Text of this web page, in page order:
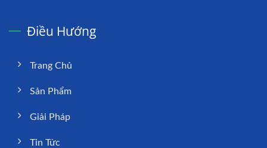
Điều Hướng
Trang Chủ
Sản Phẩm
Giải Pháp
Tin Tức